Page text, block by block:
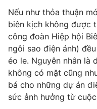
Khán giả
Giải sao mai
Sao
Làm đẹp
Chất lượng cuộc sống
Giáo dục
Tuyển sinh
Học trực tuyến
Công nghệ
Hitech Công nghệ
Sản phẩm
Thị trường
Giao lưu trực tuyến
Lịch phát sóng
Nếu như thỏa thuận
biên kịch không được
công đoàn Hiệp hội
ngôi sao điện ảnh)
éo le. Nguyên nhân là
không có mặt cũng
bá cho những dự án
sức ảnh hưởng từ